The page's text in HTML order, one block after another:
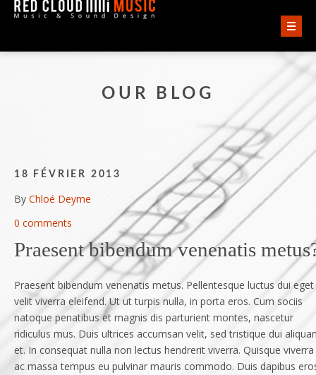
ACCUEIL
AUDIO
QUI SOMMES-NOUS ?
CONTACT
OUR BLOG
18 FÉVRIER 2013
By Chloé Deyme
0 comments
Praesent bibendum venenatis
Praesent bibendum venenatis metus. Pellentesque luctus dui eget
velit viverra eleifend. Ut ut turpis nulla, in porta eros. Cum sociis
natoque penatibus et magnis dis parturient montes, nascetur
ridiculus mus. Duis ultrices accumsan velit, sed tristique dui
et. In consequat nulla non lectus hendrerit viverra. Quisque
ac massa tempus eu pulvinar mauris commodo. Duis dapibus